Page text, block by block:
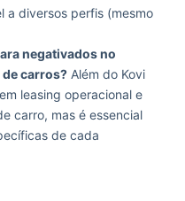
a diversos perfis (mesmo
negativados no
carros? Além do Kovi
leasing operacional e
carro, mas é essencial
de cada